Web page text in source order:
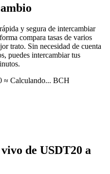
y segura de intercambiar
compara tasas de varios
trato. Sin necesidad de cuenta
puedes intercambiar tus
≈ Calculando... BCH
de USDT20 a